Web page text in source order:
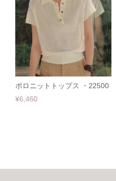
ポロニットトップス ・22500
¥6,460